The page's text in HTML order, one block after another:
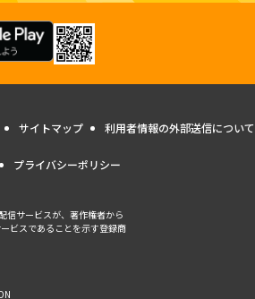
サイトマップ 利用者情報の外部送信について
プライバシーポリシー
信サービスが、著作権者から
ビスであることを示す登録商